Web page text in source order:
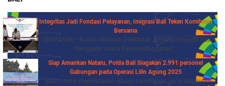
Integritas Jadi Fondasi Pelayanan, Imigrasi Bali Teken Komitmen
Bersama
DENPASAR – Kantor Wilayah Direktorat Jenderal Imigrasi Bali
menggelar acara Penandatanganan...
Siap Amankan Nataru, Polda Bali Siagakan 2.991 personel
Gabungan pada Operasi Lilin Agung 2025
BALI - Untuk menciptakan situasi kamtibmas yang kondusif